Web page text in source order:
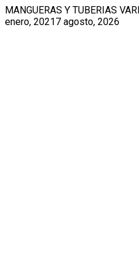
MANGUERAS Y TUBERIAS
enero, 20217 agosto, 2026